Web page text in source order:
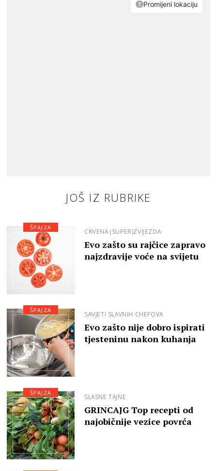
JOŠ IZ RUBRIKE
CRVENA (SUPER)ZVIJEZDA
Evo zašto su rajčice zapravo
najzdravije voće na svijetu
ŠPAJZA
SAVJETI SLAVNIH CHEFOVA
Evo zašto nije dobro ispirati
tjesteninu nakon kuhanja
ŠPAJZA
SLASNE TAJNE
GRINCAJG Top recepti od
najobičnije vezice povrća
ŠPAJZA